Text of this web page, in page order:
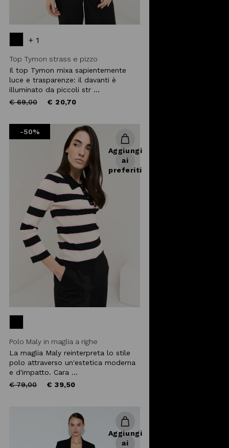
+ 1
Top Tymon strass e pizzo
Il top Tymon mixa sapientemente
luce e trasparenze: il davanti è
illuminato da piccoli str ...
Price
€ 69,00to € 20,70
-50%
Aggiungi
ai
preferiti
Polo Maly in maglia a righe
La maglia Maly reinterpreta lo stile
polo attraverso un'estetica moderna
e d'impatto. Cara ...
Price
€ 79,00to € 39,50
Aggiungi
ai